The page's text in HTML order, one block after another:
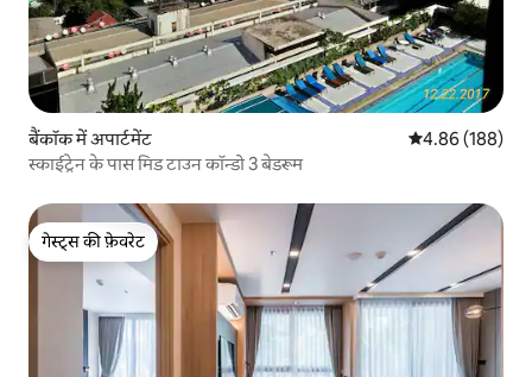
बैंकॉक में अपार्टमेंट औसत रेटिंग 5 में से
4.86 (188)
स्काईट्रेन के पास मिड टाउन कॉन्डो 3 बेडरूम
गेस्ट्स की फ़ेवरेट
गेस्ट्स की फ़ेवरेट